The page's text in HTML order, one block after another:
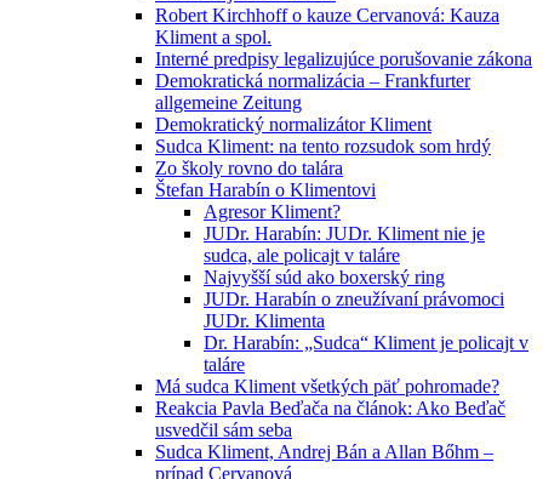
Robert Kirchhoff o kauze Cervanová: Kauza
Kliment a spol.
Interné predpisy legalizujúce porušovanie zákona
Demokratická normalizácia – Frankfurter
allgemeine Zeitung
Demokratický normalizátor Kliment
Sudca Kliment: na tento rozsudok som hrdý
Zo školy rovno do talára
Štefan Harabín o Klimentovi
Agresor Kliment?
JUDr. Harabín: JUDr. Kliment nie je
sudca, ale policajt v taláre
Najvyšší súd ako boxerský ring
JUDr. Harabín o zneužívaní právomoci
JUDr. Klimenta
Dr. Harabín: „Sudca“ Kliment je policajt v
taláre
Má sudca Kliment všetkých päť pohromade?
Reakcia Pavla Beďača na článok: Ako Beďač
usvedčil sám seba
Sudca Kliment, Andrej Bán a Allan Bőhm –
prípad Cervanová